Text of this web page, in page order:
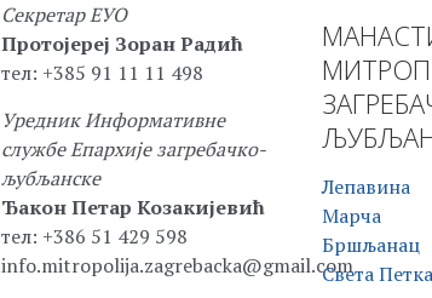
Секретар ЕУО
Протојереј Зоран Радић
тел: +385 91 11 11 498
Уредник Информативне
службе Епархије загребачко-
љубљанске
Ђакон Петар Козакијевић
тел: +386 51 429 598
info.mitropolija.zagrebacka@gmail.com
Лепавина
Марча
Бршљанац
Света Петка